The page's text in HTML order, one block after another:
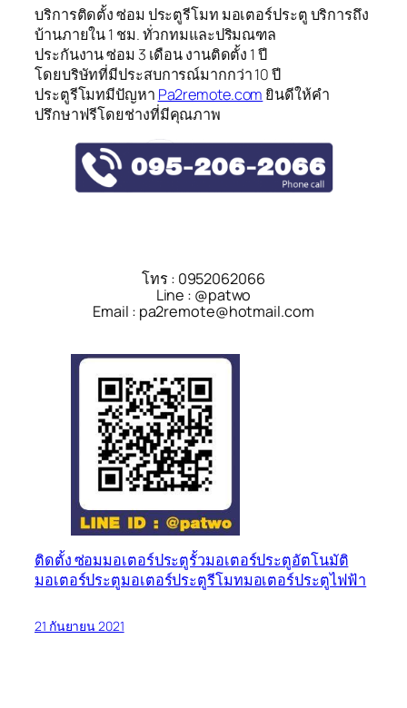
บริการติดตั้ง ซ่อม ประตูรีโมท มอเตอร์ประตู บริการถึง
บ้านภายใน 1 ชม. ทั่วกทมและปริมณฑล
ประกันงาน ซ่อม 3 เดือน งานติดตั้ง 1 ปี
โดยบริษัทที่มีประสบการณ์มากกว่า 10 ปี
ประตูรีโมทมีปัญหา Pa2remote.com ยินดีให้คำ
ปรึกษาฟรีโดยช่างที่มีคุณภาพ
โทร : 0952062066
Line : @patwo
Email : pa2remote@hotmail.com
ติดตั้ง ซ่อมมอเตอร์ประตูรั้วมอเตอร์ประตูอัตโนมัติ
มอเตอร์ประตูมอเตอร์ประตูรีโมทมอเตอร์ประตูไฟฟ้า
21 กันยายน 2021